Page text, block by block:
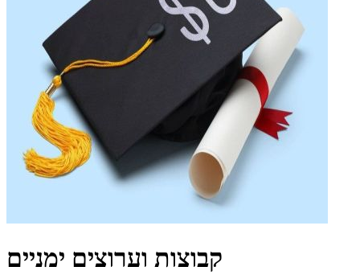
קבוצות וערוצים ימניים